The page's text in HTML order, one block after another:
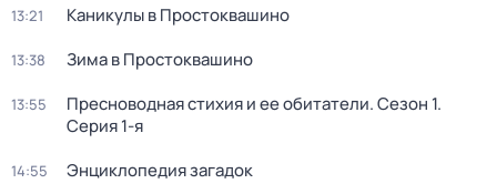
13:21 Каникулы в Простоквашино
13:38 Зима в Простоквашино
13:55 Пресноводная стихия и ее обитатели. Сезон 1.
Серия 1-я
14:55 Энциклопедия загадок